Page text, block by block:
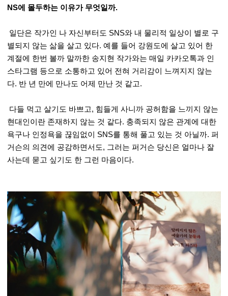
NS에 몰두하는 이유가 무엇일까.
일단은 작가인 나 자신부터도 SNS와 내 물리적 일상이 별로 구
별되지 않는 삶을 살고 있다. 예를 들어 강원도에 살고 있어 한
계절에 한번 볼까 말까한 송지현 작가와는 매일 카카오톡과 인
스타그램 등으로 소통하고 있어 전혀 거리감이 느껴지지 않는
다. 반 년 만에 만나도 어제 만난 것 같고.
다들 먹고 살기도 바쁘고, 힘들게 사니까 공허함을 느끼지 않는
현대인이란 존재하지 않는 것 같다. 충족되지 않은 관계에 대한
욕구나 인정욕을 끊임없이 SNS를 통해 풀고 있는 것 아닐까. 퍼
거슨의 의견에 공감하면서도, 그러는 퍼거슨 당신은 얼마나 잘
사는데 묻고 싶기도 한 그런 마음이다.